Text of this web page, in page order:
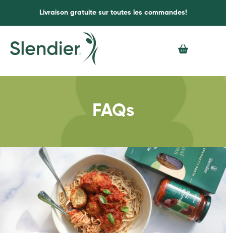
Livraison gratuite sur toutes les commandes!
FAQs